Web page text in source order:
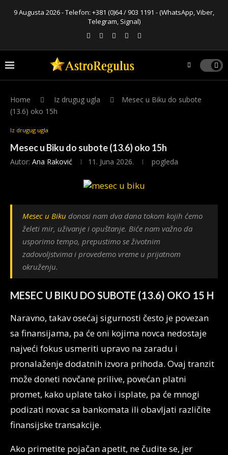
9 Augusta 2026 - Telefon: +381 (0)64 / 903 1191 - (WhatsApp, Viber,
Telegram, Signal)
Home Iz drugug ugla
Mesec u Biku do subote
(13.6) oko 15h
Iz drugug ugla
Mesec u Biku do subote (13.6) oko 15h
Autor: Ana Raković 11. Juna 2026. pogleda
Mesec u Biku donosi nam dva dana tokom kojih ćemo
želeti mir, uživanje i opuštanje. Biće nam važno da
usporimo tempo, prepustimo se životnim
zadovoljstvima i provedemo vreme u prijatnom
okruženju.
MESEC U BIKU DO SUBOTE (13.6) OKO 15 H
Naravno, takav osećaj sigurnosti često je povezan
sa finansijama, pa će oni kojima novca nedostaje
najveći fokus usmeriti upravo na zaradu i
pronalaženje dodatnih izvora prihoda. Ovaj tranzit
može doneti novčane prilive, povećan platni
promet, kako uplate tako i isplate, pa će mnogi
podizati novac sa bankomata ili obavljati različite
finansijske transakcije.
Ako primetite pojačan apetit, ne čudite se, jer